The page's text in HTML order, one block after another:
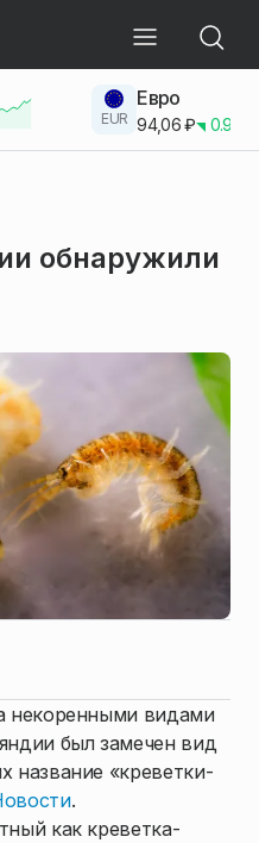
EUR
Евро
94,06₽ 0.93
обнаружили
некоренными видами
был замечен вид
название «креветки-
.
как креветка-